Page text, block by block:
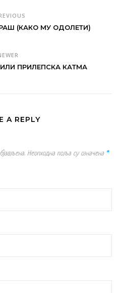
(КАКО МУ ОДОЛЕТИ)
ПРИЛЕПСКА КАТМА
A REPLY
Неопходна поља су означена *